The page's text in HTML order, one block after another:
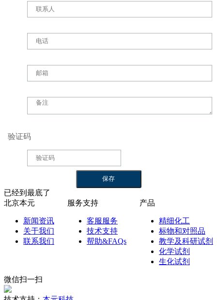
验证码
已经到最底了
北京本元
新闻资讯
关于我们
联系我们
服务支持
客服服务
技术支持
帮助&FAQs
产品
精细化工
标物和对照品
教学及科研试剂
化学试剂
生化试剂
微信扫一扫